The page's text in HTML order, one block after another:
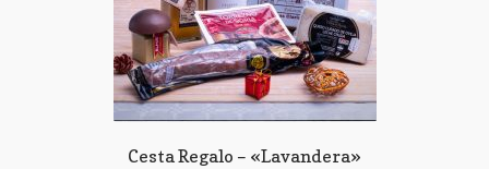
Cesta Regalo – «Lavandera»